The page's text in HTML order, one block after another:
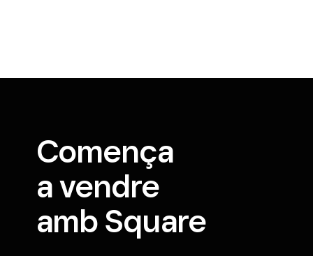
Comença
a vendre
amb Square